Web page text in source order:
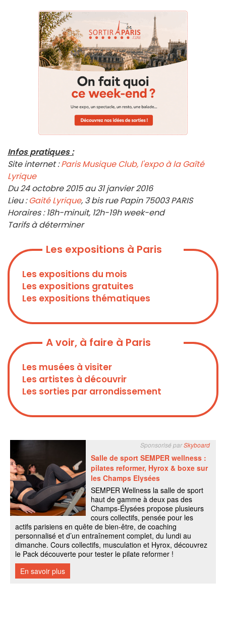
Infos pratiques :
Site internet :Paris Musique Club, l'expo à la Gaîté
Lyrique
Du 24 octobre 2015 au 31 janvier 2016
Lieu :Gaité Lyrique, 3 bis rue Papin 75003 PARIS
Horaires : 18h-minuit, 12h-19h week-end
Tarifs à déterminer
Les expositions à Paris
Les expositions du mois
Les expositions gratuites
Les expositions thématiques
A voir, à faire à Paris
Les musées à visiter
Les artistes à découvrir
Les sorties par arrondissement